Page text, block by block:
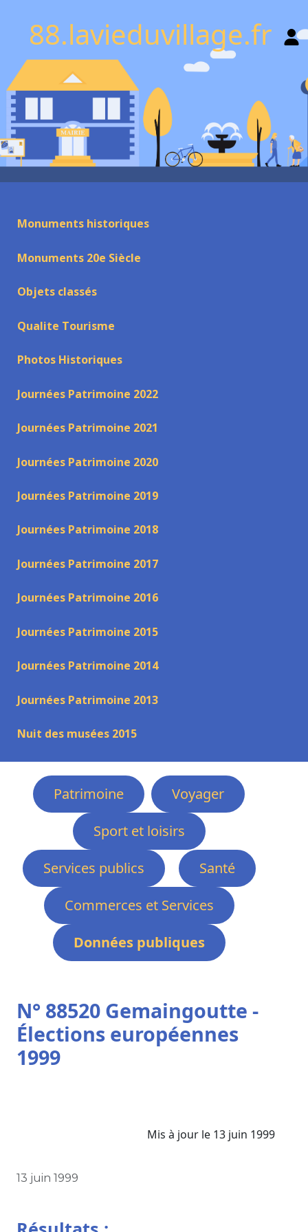
88.lavieduvillage.fr
Monuments historiques
Monuments 20e Siècle
Objets classés
Qualite Tourisme
Photos Historiques
Journées Patrimoine 2022
Journées Patrimoine 2021
Journées Patrimoine 2020
Journées Patrimoine 2019
Journées Patrimoine 2018
Journées Patrimoine 2017
Journées Patrimoine 2016
Journées Patrimoine 2015
Journées Patrimoine 2014
Journées Patrimoine 2013
Nuit des musées 2015
Patrimoine
Voyager
Sport et loisirs
Services publics
Santé
Commerces et Services
Données publiques
N° 88520 Gemaingoutte -
Élections européennes
1999
Mis à jour le 13 juin 1999
13 juin 1999